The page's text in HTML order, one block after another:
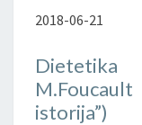
2018-06-21
istorija”)